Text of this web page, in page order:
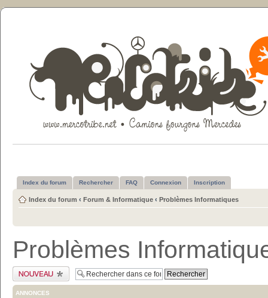
Index du forum Rechercher FAQ Connexion Inscription
Index du forum ‹ Forum & Informatique ‹ Problèmes Informatiques
Problèmes
Publier un nouveau
sujet
ANNONCES